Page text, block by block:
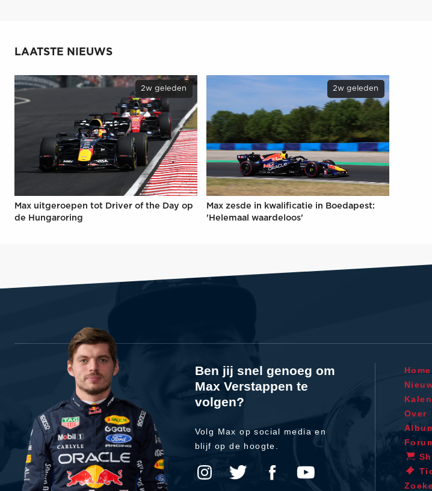
LAATSTE NIEUWS
2w geleden
Max uitgeroepen tot Driver of the Day op
de Hungaroring
2w geleden
Max zesde in kwalificatie in Boedapest:
'Helemaal waardeloos'
Ben jij snel genoeg om
Max Verstappen te
volgen?
Volg Max op social media en
blijf op de hoogte.
Home
Over